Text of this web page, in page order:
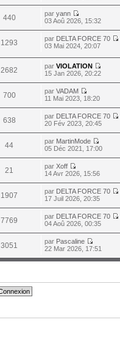
440 paryann
03 Aoû 2026, 15:32
1293 par DELTA FORCE 70
03 Mai 2024, 20:07
2682 parVIOLATION
15 Jan 2026, 20:22
700 parVADAM
11 Mai 2023, 18:20
638 par DELTA FORCE 70
20 Fév 2023, 20:45
44 par MartinMode
05 Déc 2021, 17:00
21 parXoff
14 Avr 2026, 15:56
1907 par DELTA FORCE 70
17 Juil 2026, 20:35
7769 par DELTA FORCE 70
04 Aoû 2026, 00:35
3051 par Pascaline
22 Mar 2026, 17:51